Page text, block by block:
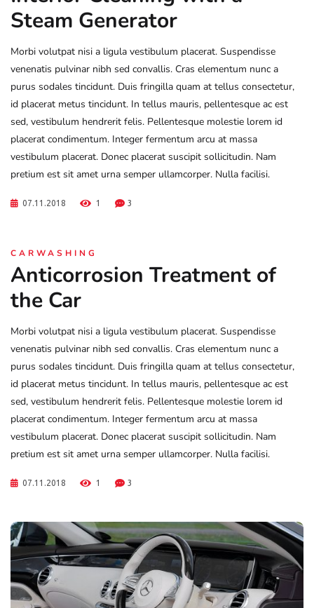
Steam Generator
Morbi volutpat nisi a ligula vestibulum placerat. Suspendisse
venenatis pulvinar nibh sed convallis. Cras elementum nunc a
purus sodales tincidunt. Duis fringilla quam at tellus consectetur,
id placerat metus tincidunt. In tellus mauris, pellentesque ac est
sed, vestibulum hendrerit felis. Pellentesque molestie lorem id
placerat condimentum. Integer fermentum arcu at massa
vestibulum placerat. Donec placerat suscipit sollicitudin. Nam
pretium est sit amet urna semper ullamcorper. Nulla facilisi.
07.11.2018 1 3
CARWASHING
Anticorrosion Treatment of
the Car
Morbi volutpat nisi a ligula vestibulum placerat. Suspendisse
venenatis pulvinar nibh sed convallis. Cras elementum nunc a
purus sodales tincidunt. Duis fringilla quam at tellus consectetur,
id placerat metus tincidunt. In tellus mauris, pellentesque ac est
sed, vestibulum hendrerit felis. Pellentesque molestie lorem id
placerat condimentum. Integer fermentum arcu at massa
vestibulum placerat. Donec placerat suscipit sollicitudin. Nam
pretium est sit amet urna semper ullamcorper. Nulla facilisi.
07.11.2018 1 3